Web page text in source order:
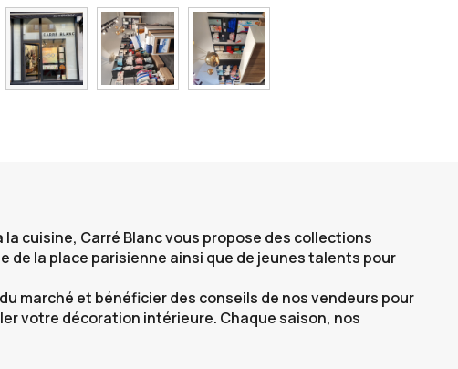
la cuisine, Carré Blanc vous propose des collections
la place parisienne ainsi que de jeunes talents pour
marché et bénéficier des conseils de nos vendeurs pour
votre décoration intérieure. Chaque saison, nos